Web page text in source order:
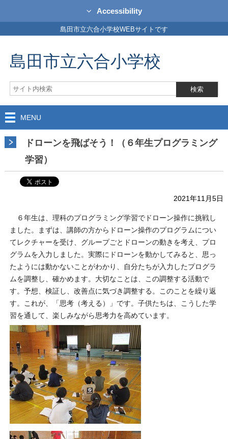
Accessibility
島田市立六合小学校WEBサイトです
島田市立六合小学校
MENU
ドローンを飛ばそう！（６年生プログラミング
学習）
2021年11月5日
６年生は、理科のプログラミング学習でドローン操作に挑戦し
ました。まずは、講師の方からドローン操作のプログラムについ
てレクチャーを受け、グループごとドローンの動きを考え、プロ
グラムを入力しました。実際にドローンを動かしてみると、思っ
たようには動かないことがわかり、自分たちが入力したプログラ
ムを調整し、確かめます。大切なことは、この調整する活動で
す。予想、検証し、改善点に気づき調整する。このことを繰り返
す。これが、「思考（考える）」です。子供たちは、こうした学
習を通して、楽しみながら思考力を高めています。